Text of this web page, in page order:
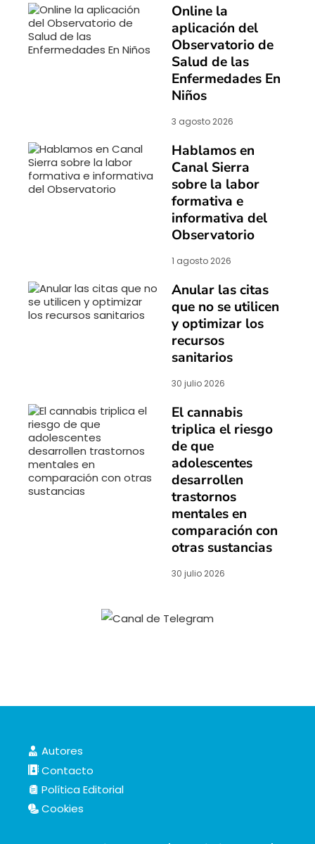
Online la
aplicación del
Observatorio de
Salud de las
Enfermedades En
Niños
3 agosto 2026
Hablamos en
Canal Sierra
sobre la labor
formativa e
informativa del
Observatorio
1 agosto 2026
Anular las citas
que no se utilicen
y optimizar los
recursos
sanitarios
30 julio 2026
El cannabis
triplica el riesgo
de que
adolescentes
desarrollen
trastornos
mentales en
comparación con
otras sustancias
30 julio 2026
Autores
Contacto
Política Editorial
Cookies